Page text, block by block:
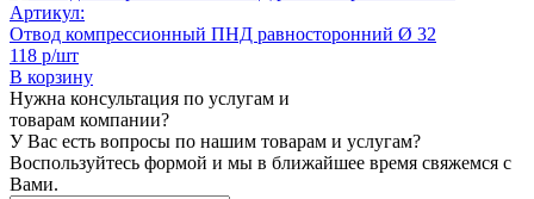
Артикул:
Отвод компрессионный ПНД равносторонний Ø 32
118 р/шт
В корзину
Нужна консультация по услугам и
товарам компании?
У Вас есть вопросы по нашим товарам и услугам?
Воспользуйтесь формой и мы в ближайшее время свяжемся с
Вами.